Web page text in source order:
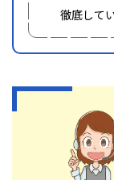
徹底して